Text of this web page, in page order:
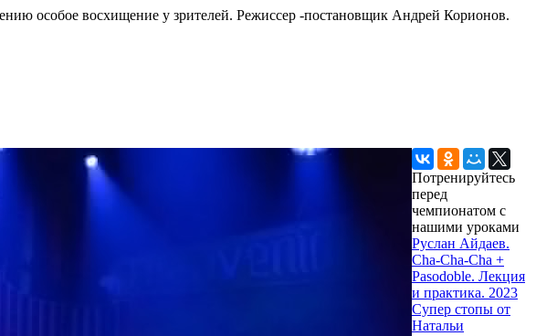
особое восхищение у зрителей. Режиссер -постановщик Андрей Корионов.
Потренируйтесь
перед
чемпионатом с
нашими уроками
Руслан Айдаев.
Cha-Cha-Cha +
Pasodoble. Лекция
и практика. 2023
Супер стопы от
Натальи